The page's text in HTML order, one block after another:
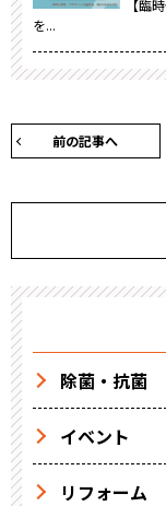
【臨
を...
前の記事へ
除菌・抗菌
イベント
リフォーム